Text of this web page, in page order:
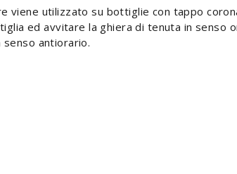
viene utilizzato su bottiglie con tappo
ed avvitare la ghiera di tenuta in senso
antiorario.